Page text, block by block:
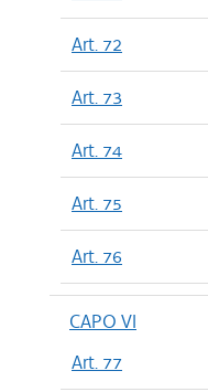
Art. 72
Art. 73
Art. 74
Art. 75
Art. 76
CAPO VI
Art. 77